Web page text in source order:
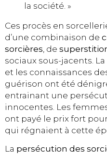
la société. »
Ces procès en
d’une combinaison de
sorcières , de
sociaux sous-jacents.
et les connaissances
guérison ont été
entrainant une
innocentes. Les
ont payé le prix fort
qui régnaient à cette
La persécution des